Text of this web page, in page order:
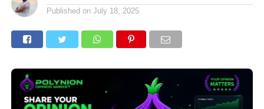
Published on July 18, 2025